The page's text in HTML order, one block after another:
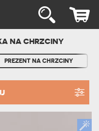
NA CHRZCINY
PREZENT NA CHRZCINY